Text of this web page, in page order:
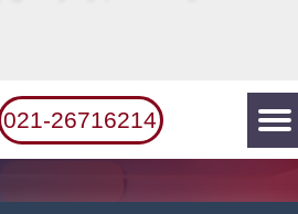
021-26716214